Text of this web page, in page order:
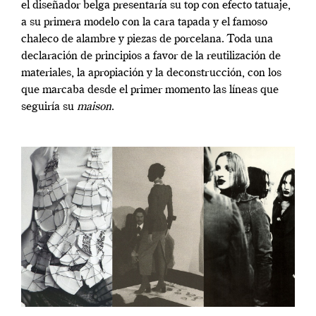
el diseñador belga presentaría su top con efecto tatuaje,
a su primera modelo con la cara tapada y el famoso
chaleco de alambre y piezas de porcelana. Toda una
declaración de principios a favor de la reutilización de
materiales, la apropiación y la deconstrucción, con los
que marcaba desde el primer momento las líneas que
seguiría su maison.